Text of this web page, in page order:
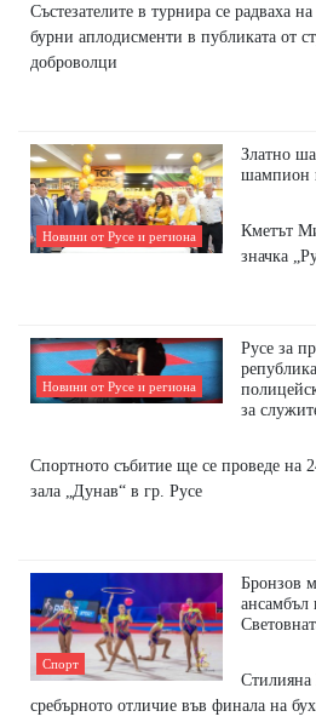
Състезателите в турнира се радваха
бурни аплодисменти в публиката от
доброволци
Новини от Русе и региона
Златно
шампион
Кметът
значка
Новини от Русе и региона
Русе за
за
Спортното събитие ще се проведе на
зала „Дунав“ в гр. Русе
Спорт
Бронзов
ансамбъл
Стилияна
сребърното отличие във финала на